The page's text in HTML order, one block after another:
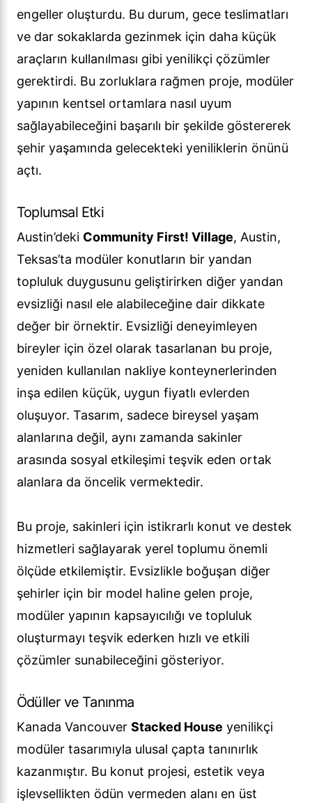
engeller oluşturdu. Bu durum, gece teslimatları
ve dar sokaklarda gezinmek için daha küçük
araçların kullanılması gibi yenilikçi çözümler
gerektirdi. Bu zorluklara rağmen proje, modüler
yapının kentsel ortamlara nasıl uyum
sağlayabileceğini başarılı bir şekilde göstererek
şehir yaşamında gelecekteki yeniliklerin önünü
açtı.
Toplumsal Etki
Austin’deki Community First! Village, Austin,
Teksas’ta modüler konutların bir yandan
topluluk duygusunu geliştirirken diğer yandan
evsizliği nasıl ele alabileceğine dair dikkate
değer bir örnektir. Evsizliği deneyimleyen
bireyler için özel olarak tasarlanan bu proje,
yeniden kullanılan nakliye konteynerlerinden
inşa edilen küçük, uygun fiyatlı evlerden
oluşuyor. Tasarım, sadece bireysel yaşam
alanlarına değil, aynı zamanda sakinler
arasında sosyal etkileşimi teşvik eden ortak
alanlara da öncelik vermektedir.
Bu proje, sakinleri için istikrarlı konut ve destek
hizmetleri sağlayarak yerel toplumu önemli
ölçüde etkilemiştir. Evsizlikle boğuşan diğer
şehirler için bir model haline gelen proje,
modüler yapının kapsayıcılığı ve topluluk
oluşturmayı teşvik ederken hızlı ve etkili
çözümler sunabileceğini gösteriyor.
Ödüller ve Tanınma
Kanada Vancouver Stacked House yenilikçi
modüler tasarımıyla ulusal çapta tanınırlık
kazanmıştır. Bu konut projesi, estetik veya
işlevsellikten ödün vermeden alanı en üst